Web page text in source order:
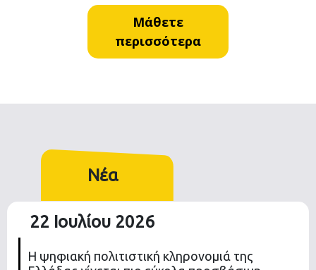
Μάθετε
περισσότερα
Νέα
22 Ιουλίου 2026
Η ψηφιακή πολιτιστική κληρονομιά της